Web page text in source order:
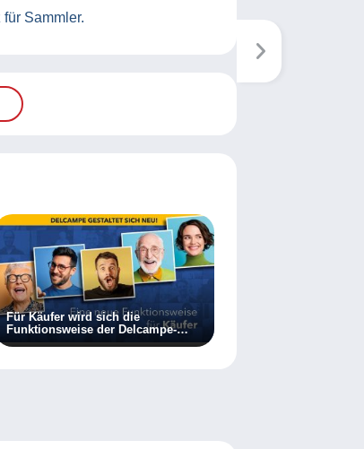
Sammler.
Für Käufer wird sich die
Funktionsweise der Delcampe-
Website bald ändern!